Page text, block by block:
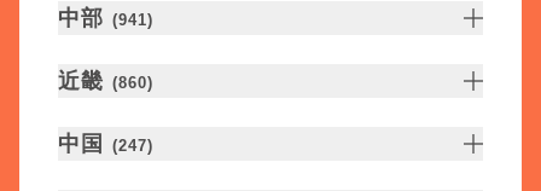
中部 (941)
近畿 (860)
中国 (247)